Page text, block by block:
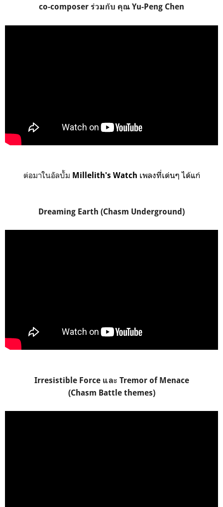
co-composer ร่วมกับ คุณ Yu-Peng Chen
ต่อมาในอัลบั้ม Millelith's Watch เพลงที่เด่นๆ ได้แก่
Dreaming Earth (Chasm Underground)
Irresistible Force และ Tremor of Menace
(Chasm Battle themes)